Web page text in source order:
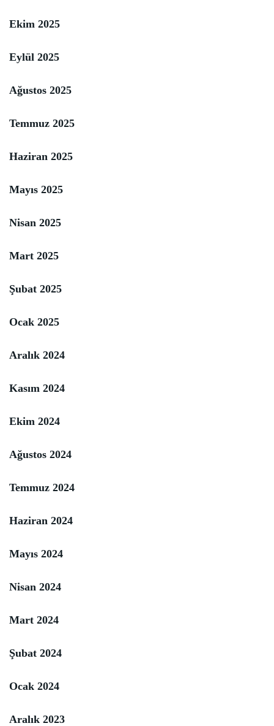
Ekim 2025
Eylül 2025
Ağustos 2025
Temmuz 2025
Haziran 2025
Mayıs 2025
Nisan 2025
Mart 2025
Şubat 2025
Ocak 2025
Aralık 2024
Kasım 2024
Ekim 2024
Ağustos 2024
Temmuz 2024
Haziran 2024
Mayıs 2024
Nisan 2024
Mart 2024
Şubat 2024
Ocak 2024
Aralık 2023